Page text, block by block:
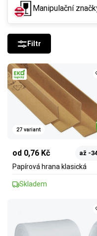
Manipulační
Filtr
27 variant
od 0,76 Kč až -
Papírová hrana klasická
Skladem